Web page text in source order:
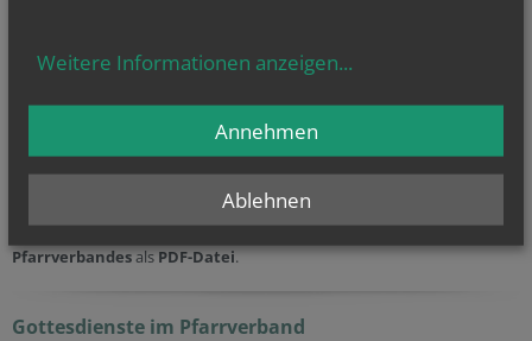
PfarrverbandesalsPDF-Datei.
Gottesdienste im Pfarrverband
Weitere Informationen anzeigen...
Ablehnen
Annehmen